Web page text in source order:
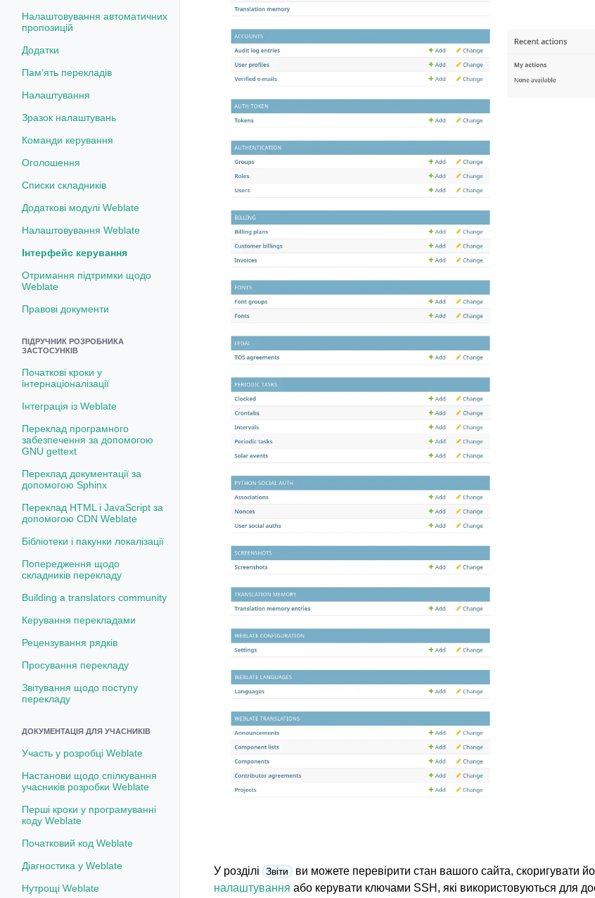
Налаштовування автоматичних
пропозицій
Додатки
Пам’ять перекладів
Налаштування
Зразок налаштувань
Команди керування
Оголошення
Списки складників
Додаткові модулі Weblate
Налаштовування Weblate
Інтерфейс керування
Отримання підтримки щодо
Weblate
Правові документи
ПІДРУЧНИК РОЗРОБНИКА
ЗАСТОСУНКІВ
Початкові кроки у
інтернаціоналізації
Інтеграція із Weblate
Переклад програмного
забезпечення за допомогою
GNU gettext
Переклад документації за
допомогою Sphinx
Переклад HTML і JavaScript за
допомогою CDN Weblate
Бібліотеки і пакунки локалізації
Попередження щодо
складників перекладу
Building a translators community
Керування перекладами
Рецензування рядків
Просування перекладу
Звітування щодо поступу
перекладу
ДОКУМЕНТАЦІЯ ДЛЯ УЧАСНИКІВ
Участь у розробці Weblate
Настанови щодо спілкування
учасників розробки Weblate
Перші кроки у програмуванні
коду Weblate
Початковий код Weblate
Діагностика у Weblate
Нутрощі Weblate
У розділі Звіти ви можете перевірити стан вашого сайта, скоригувати
налаштування або керувати ключами SSH, які використовуються для